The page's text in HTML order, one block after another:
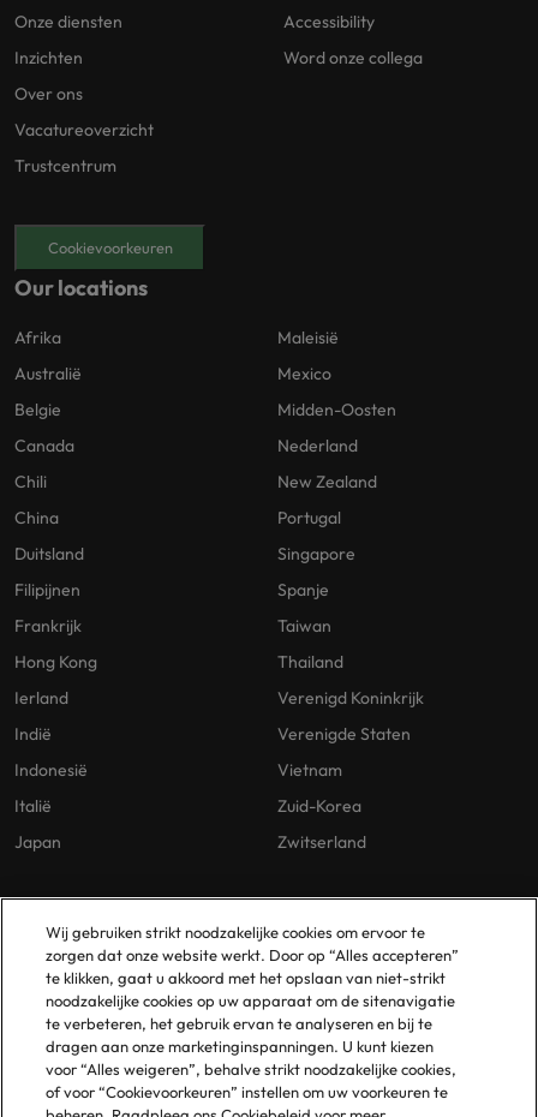
Onze diensten
Inzichten
Over ons
Vacatureoverzicht
Trustcentrum
Accessibility
Word onze collega
Cookievoorkeuren
Our locations
Afrika
Australië
Belgie
Canada
Chili
China
Duitsland
Filipijnen
Frankrijk
Hong Kong
Ierland
Indië
Indonesië
Italië
Japan
Maleisië
Mexico
Midden-Oosten
Nederland
New Zealand
Portugal
Singapore
Spanje
Taiwan
Thailand
Verenigd Koninkrijk
Verenigde Staten
Vietnam
Zuid-Korea
Zwitserland
Our Policies
Privacybeleid
Cookies Policy
Policy Library
Gelijke Behandeling
Vestigingen
Amsterdam
Eindhoven
Rotterdam
Wij gebruiken strikt noodzakelijke cookies om ervoor te
zorgen dat onze website werkt. Door op “Alles accepteren”
te klikken, gaat u akkoord met het opslaan van niet-strikt
noodzakelijke cookies op uw apparaat om de sitenavigatie
te verbeteren, het gebruik ervan te analyseren en bij te
dragen aan onze marketinginspanningen. U kunt kiezen
voor “Alles weigeren”, behalve strikt noodzakelijke cookies,
of voor “Cookievoorkeuren” instellen om uw voorkeuren te